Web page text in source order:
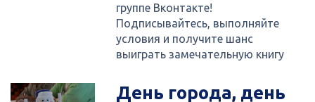
группе Вконтакте!
Подписывайтесь, выполняйте
условия и получите шанс
выиграть замечательную книгу
День города, день